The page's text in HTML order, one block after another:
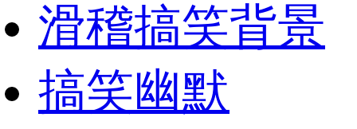
滑稽搞笑背景
搞笑幽默